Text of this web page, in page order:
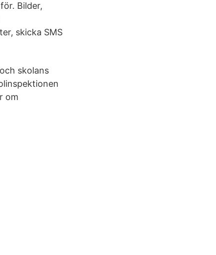
Bilder,
skicka SMS
skolans
om